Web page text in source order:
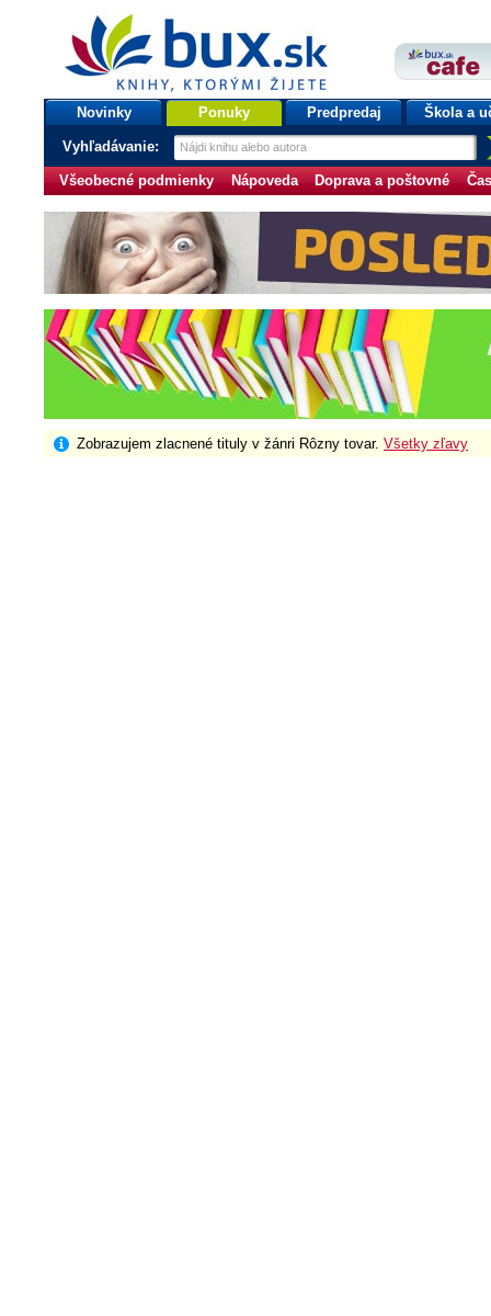
bux.sk
knihy, ktorými žijete
Úvodná stránka
Novinky Ponuky Predpredaj Škola a
Vyhľadávanie:
Všeobecné podmienky Nápoveda Doprava a poštovné
Zobrazujem zlacnené tituly v žánri Rôzny tovar. Všetky zľavy